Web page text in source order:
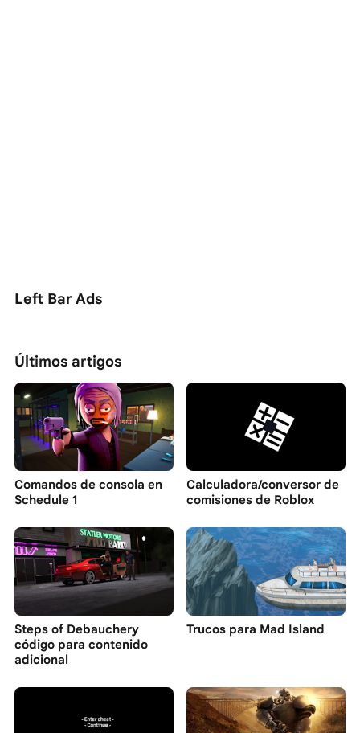
Left Bar Ads
Últimos artigos
Comandos de consola en
Schedule 1
Calculadora/conversor de
comisiones de Roblox
Steps of Debauchery
código para contenido
adicional
Trucos para Mad Island